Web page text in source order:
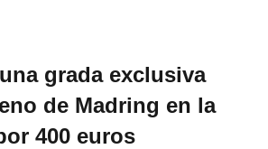
grada exclusiva
de Madring en la
400 euros